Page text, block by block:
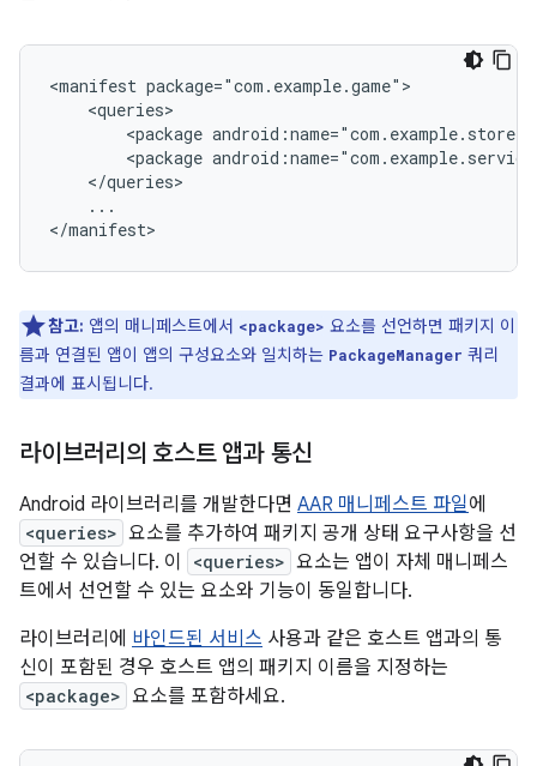
<manifest
<package android:name="com.example.store"
<package
...
</manifest>
참고: 앱의 매니페스트에서 <package> 요소를 선언하면 패키지 이
름과 연결된 앱이 앱의 구성요소와 일치하는 PackageManager 쿼리
결과에 표시됩니다.
라이브러리의 호스트 앱과 통신
Android 라이브러리를 개발한다면 AAR 매니페스트 파일에
<queries> 요소를 추가하여 패키지 공개 상태 요구사항을 선
언할 수 있습니다. 이
<queries> 요소는 앱이 자체 매니페스
트에서 선언할 수 있는 요소와 기능이 동일합니다.
라이브러리에 바인드된 서비스 사용과 같은 호스트 앱과의 통
신이 포함된 경우 호스트 앱의 패키지 이름을 지정하는
<package> 요소를 포함하세요.